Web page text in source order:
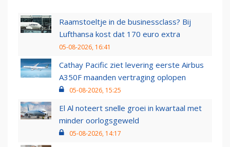
Raamstoeltje in de businessclass? Bij
Lufthansa kost dat 170 euro extra
05-08-2026, 16:41
Cathay Pacific ziet levering eerste Airbus
A350F maanden vertraging oplopen
05-08-2026, 15:25
El Al noteert snelle groei in kwartaal met
minder oorlogsgeweld
05-08-2026, 14:17